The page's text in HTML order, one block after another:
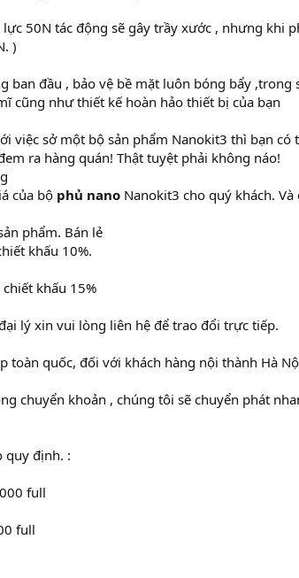
50N tác động sẽ gây trầy xước , nhưng khi
)
ban đầu , bảo vệ bề mặt luôn bóng bẩy
cũng như thiết kế hoàn hảo thiết bị của bạn
việc sở một bộ sản phẩm Nanokit3 thì bạn
ra hàng quán! Thật tuyệt phải không náo!
của bộ phủ nano Nanokit3 cho quý khách.
phẩm. Bán lẻ
khấu 10%.
khấu 15%
lý xin vui lòng liên hệ để trao đổi trực tiếp.
toàn quốc, đối với khách hàng nội thành Hà
chuyển khoản , chúng tôi sẽ chuyển phát
quy định. :
full
full